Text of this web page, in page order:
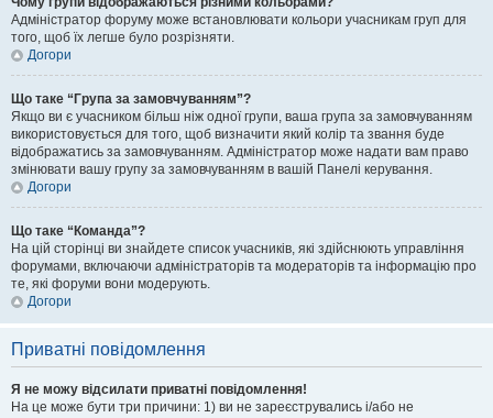
Адміністратор форуму може встановлювати кольори учасникам груп для
того, щоб їх легше було розрізняти.
Догори
Що таке “Група за замовчуванням”?
Якщо ви є учасником більш ніж одної групи, ваша група за замовчуванням
використовується для того, щоб визначити який колір та звання буде
відображатись за замовчуванням. Адміністратор може надати вам право
змінювати вашу групу за замовчуванням в вашій Панелі керування.
Догори
Що таке “Команда”?
На цій сторінці ви знайдете список учасників, які здійснюють управління
форумами, включаючи адміністраторів та модераторів та інформацію про
те, які форуми вони модерують.
Догори
Приватні повідомлення
Я не можу відсилати приватні повідомлення!
На це може бути три причини: 1) ви не зареєструвались і/або не